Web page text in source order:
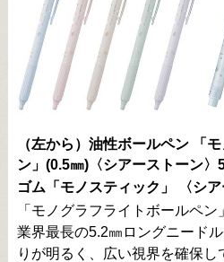
（左から）油性ボールペン 「
ン」(0.5㎜)〈シアーストーン〉
ゴム「モノスティック」 〈シ
「モノグラフライトボールペ
業界最長の5.2㎜ロングニード
りが明るく、広い視界を確保